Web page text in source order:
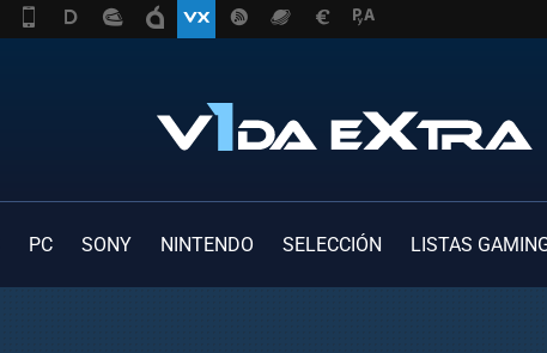
PC SONY NINTENDO SELECCIÓN LISTAS